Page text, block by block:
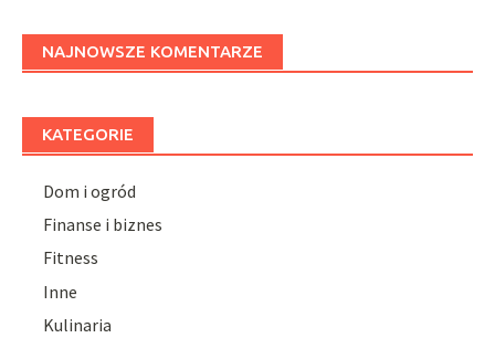
NAJNOWSZE KOMENTARZE
KATEGORIE
Dom i ogród
Finanse i biznes
Fitness
Inne
Kulinaria